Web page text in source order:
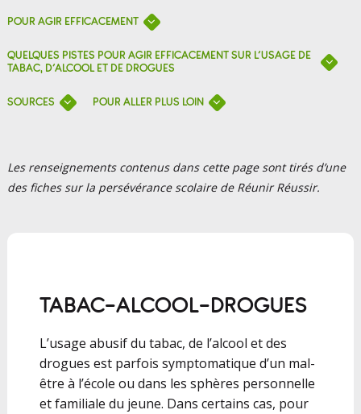
POUR AGIR EFFICACEMENT
QUELQUES PISTES POUR AGIR EFFICACEMENT SUR L’USAGE DE
TABAC, D’ALCOOL ET DE DROGUES
SOURCES POUR ALLER PLUS LOIN
Les renseignements contenus dans cette page sont tirés d’une
des fiches sur la persévérance scolaire de Réunir Réussir.
TABAC-ALCOOL-DROGUES
L’usage abusif du tabac, de l’alcool et des
drogues est parfois symptomatique d’un mal-
être à l’école ou dans les sphères personnelle
et familiale du jeune. Dans certains cas, pour